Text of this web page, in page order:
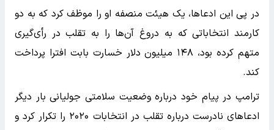
در پی این ادعاها، یک هیئت منصفه او را موظف کرد که به دو
کارمند انتخاباتی که به دروغ آن‌ها را به تقلب در رأی‌گیری
متهم کرده بود، ۱۴۸ میلیون دلار خسارت بابت افترا پرداخت
کند.
ترامپ در پیام خود درباره وضعیت سلامتی جولیانی بار دیگر
ادعاهای نادرست درباره تقلب در انتخابات ۲۰۲۰ را تکرار کرد و